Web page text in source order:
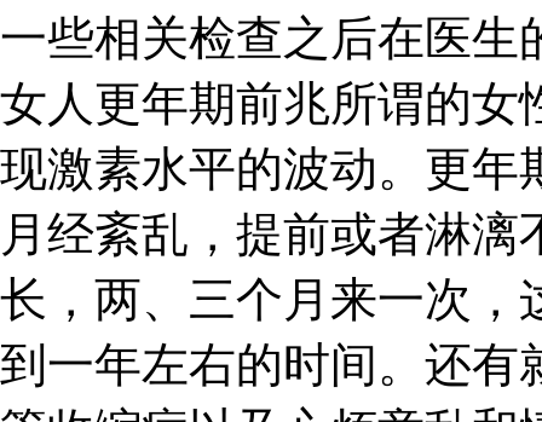
一些相关检查之后在医生
女人更年期前兆所谓的女
现激素水平的波动。更年
月经紊乱，提前或者淋
长，两、三个月来一次，
到一年左右的时间。还有